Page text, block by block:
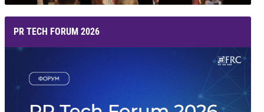
PR TECH FORUM 2026